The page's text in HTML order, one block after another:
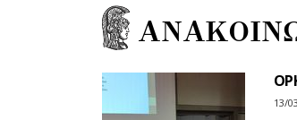
13/